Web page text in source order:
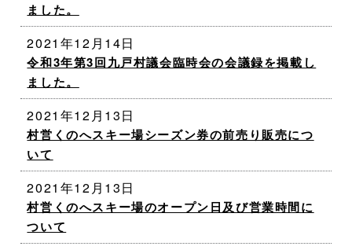
ました。
2021年12月14日
令和3年第3回九戸村議会臨時会の会議録を掲載し
ました。
2021年12月13日
村営くのへスキー場シーズン券の前売り販売につ
いて
2021年12月13日
村営くのへスキー場のオープン日及び営業時間に
ついて